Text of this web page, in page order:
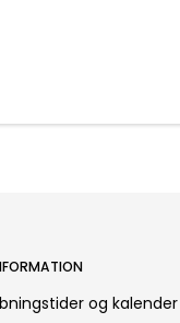
og kalender